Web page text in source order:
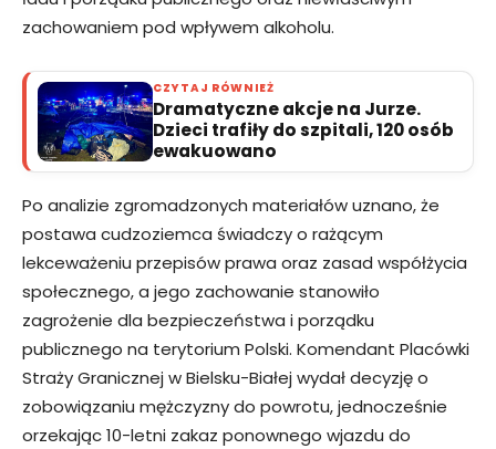
zachowaniem pod wpływem alkoholu.
CZYTAJ RÓWNIEŻ
Dramatyczne akcje na Jurze.
Dzieci trafiły do szpitali, 120 osób
ewakuowano
Po analizie zgromadzonych materiałów uznano, że
postawa cudzoziemca świadczy o rażącym
lekceważeniu przepisów prawa oraz zasad współżycia
społecznego, a jego zachowanie stanowiło
zagrożenie dla bezpieczeństwa i porządku
publicznego na terytorium Polski. Komendant Placówki
Straży Granicznej w Bielsku-Białej wydał decyzję o
zobowiązaniu mężczyzny do powrotu, jednocześnie
orzekając 10-letni zakaz ponownego wjazdu do